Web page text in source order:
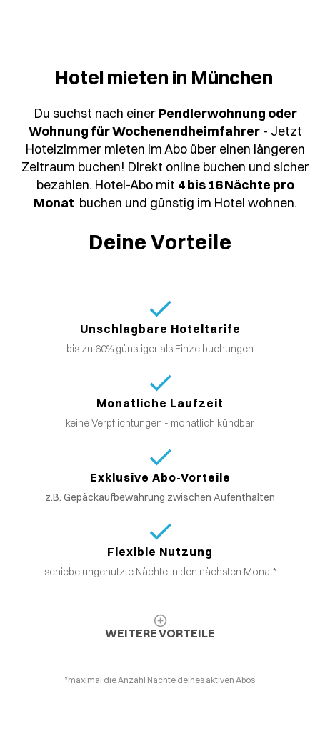
Hotel mieten in München
Du suchst nach einer Pendlerwohnung oder
Wohnung für Wochenendheimfahrer - Jetzt
Hotelzimmer mieten im Abo über einen längeren
Zeitraum buchen! Direkt online buchen und sicher
bezahlen. Hotel-Abo mit 4 bis 16 Nächte pro
Monat buchen und günstig im Hotel wohnen.
Deine Vorteile
Unschlagbare Hoteltarife
bis zu 60% günstiger als Einzelbuchungen
Monatliche Laufzeit
keine Verpflichtungen - monatlich kündbar
Exklusive Abo-Vorteile
z.B. Gepäckaufbewahrung zwischen Aufenthalten
Flexible Nutzung
schiebe ungenutzte Nächte in den nächsten Monat*
WEITERE VORTEILE
*maximal die Anzahl Nächte deines aktiven Abos